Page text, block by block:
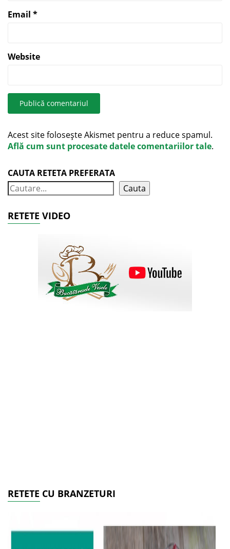
Email *
Website
Acest site folosește Akismet pentru a reduce spamul.
Află cum sunt procesate datele comentariilor tale.
CAUTA RETETA PREFERATA
Cauta
RETETE VIDEO
RETETE CU BRANZETURI